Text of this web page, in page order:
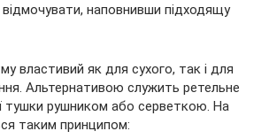
наповнивши підходящу
властивий як для сухого, так і для
Альтернативою служить ретельне
тушки рушником або серветкою. На
таким принципом: